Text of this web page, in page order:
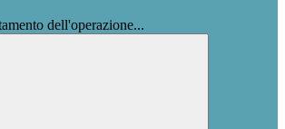
dell'operazione...